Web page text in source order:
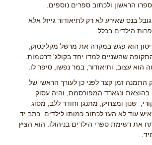
הראשון ולכתוב ספרים נוספים.
בנס שאירע לא רק לתיאודור גייזל אלא
הילדים בכלל.
הוא פגש במקרה את מרשל מקלינטוק,
שהשניים למדו יחד בקולג' דרטמות.
הוא עצוב, ותיאודור, במר נפשו, סיפר לו.
התמנה זמן קצר לפני כן לעורך הראשי של
בהוצאת ונגארד המפורסמת, והיה עסוק
שנון ומצחיק, מתנגן וחודר ללב, מסוג
עוד לא העז לכתוב כמותו לילדים. כתב יד
את רשימת ספרי הילדים בניהולו. הוא הציץ